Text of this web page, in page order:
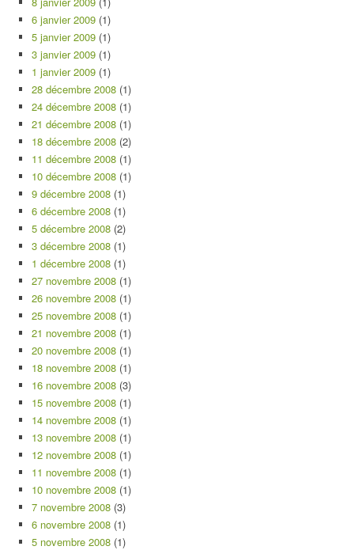
6 janvier 2009 (1)
5 janvier 2009 (1)
3 janvier 2009 (1)
1 janvier 2009 (1)
28 décembre 2008 (1)
24 décembre 2008 (1)
21 décembre 2008 (1)
18 décembre 2008 (2)
11 décembre 2008 (1)
10 décembre 2008 (1)
9 décembre 2008 (1)
6 décembre 2008 (1)
5 décembre 2008 (2)
3 décembre 2008 (1)
1 décembre 2008 (1)
27 novembre 2008 (1)
26 novembre 2008 (1)
25 novembre 2008 (1)
21 novembre 2008 (1)
20 novembre 2008 (1)
18 novembre 2008 (1)
16 novembre 2008 (3)
15 novembre 2008 (1)
14 novembre 2008 (1)
13 novembre 2008 (1)
12 novembre 2008 (1)
11 novembre 2008 (1)
10 novembre 2008 (1)
7 novembre 2008 (3)
6 novembre 2008 (1)
5 novembre 2008 (1)